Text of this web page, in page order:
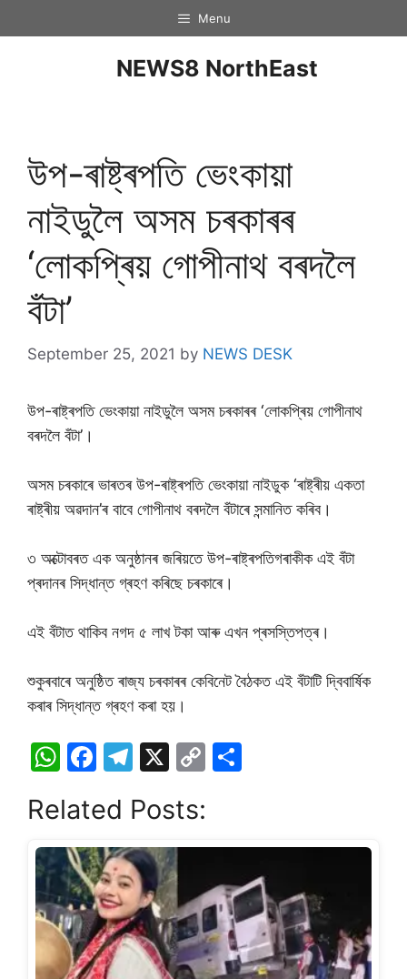
Menu
NEWS8 NorthEast
উপ-ৰাষ্ট্ৰপতি ভেংকায়া
নাইডুলৈ অসম চৰকাৰৰ
‘লোকপ্ৰিয় গোপীনাথ বৰদলৈ
বঁটা’
September 25, 2021 by NEWS DESK
উপ-ৰাষ্ট্ৰপতি ভেংকায়া নাইডুলৈ অসম চৰকাৰৰ ‘লোকপ্ৰিয় গোপীনাথ
বৰদলৈ বঁটা’।
অসম চৰকাৰে ভাৰতৰ উপ-ৰাষ্ট্ৰপতি ভেংকায়া নাইডুক ‘ৰাষ্ট্ৰীয় একতা
ৰাষ্ট্ৰীয় অৱদান’ৰ বাবে গোপীনাথ বৰদলৈ বঁটাৰে সন্মানিত কৰিব।
৩ অক্টোবৰত এক অনুষ্ঠানৰ জৰিয়তে উপ-ৰাষ্ট্ৰপতিগৰাকীক এই বঁটা
প্ৰদানৰ সিদ্ধান্ত গ্ৰহণ কৰিছে চৰকাৰে।
এই বঁটাত থাকিব নগদ ৫ লাখ টকা আৰু এখন প্ৰসস্তিপত্ৰ।
শুকুৰবাৰে অনুষ্ঠিত ৰাজ্য চৰকাৰৰ কেবিনেট বৈঠকত এই বঁটাটি দ্বিবাৰ্ষিক
কৰাৰ সিদ্ধান্ত গ্ৰহণ কৰা হয়।
W
at
s
A
p
p
F
c
e
b
o
o
k
T
e
gr
a
m
X
C
y
n
k
e
Related Posts: